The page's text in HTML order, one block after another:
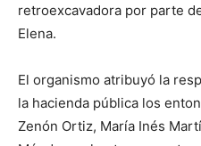
retroexcavadora por parte
Elena.
El organismo atribuyó la
la hacienda pública los
Zenón Ortiz, María Inés